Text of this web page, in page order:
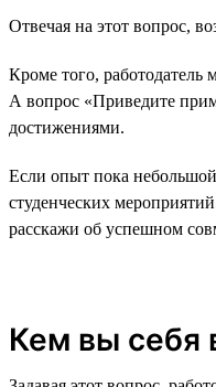
Отвечая на этот вопрос,
Кроме того, работодатель
А вопрос «Приведите
достижениями.
Если опыт пока
студенческих
расскажи об успешном
Кем вы себя